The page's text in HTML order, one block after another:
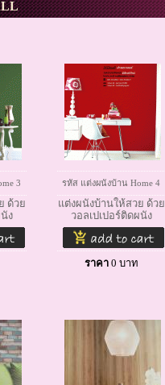
3
ด้วย
ง
รหัส แต่งผนังบ้าน Home 4
แต่งผนังบ้านให้สวย ด้วย
วอลเปเปอร์ติดผนัง
ราคา 0 บาท